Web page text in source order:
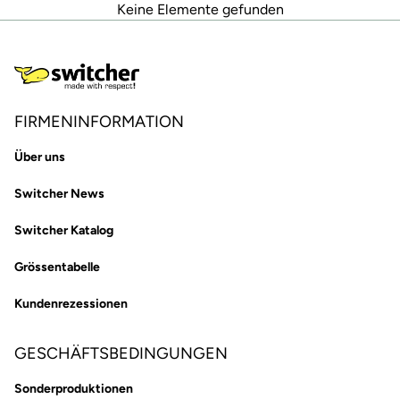
Keine Elemente gefunden
FIRMENINFORMATION
Über uns
Switcher News
Switcher Katalog
Grössentabelle
Kundenrezessionen
GESCHÄFTSBEDINGUNGEN
Sonderproduktionen